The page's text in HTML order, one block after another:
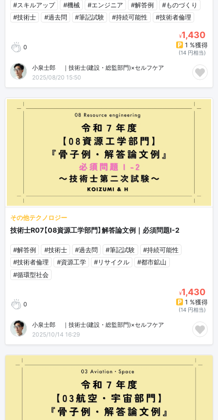
#スキルアップ #機械 #エンジニア #解答例
#ものづくり
#技術士
#過去問 #筆記試験 #持続可能性 #技術者倫理
0
¥1,430
1 %獲得
(14 円相当)
小泉士郎🎈｜技術士(建設・総監部門)×セルフケア
2025/08/20 15:50
その他テクノロジー
技術士R07【08資源工学部門】解答論文例｜必須問題Ⅰ-2
#解答例 #技術士 #過去問 #筆記試験
#持続可能性
#技術者倫理
#資源工学 #リサイクル
#都市鉱山
#循環型社会
0
¥1,430
1 %獲得
(14 円相当)
小泉士郎🎈｜技術士(建設・総監部門)×セルフケア
2025/10/14 16:29